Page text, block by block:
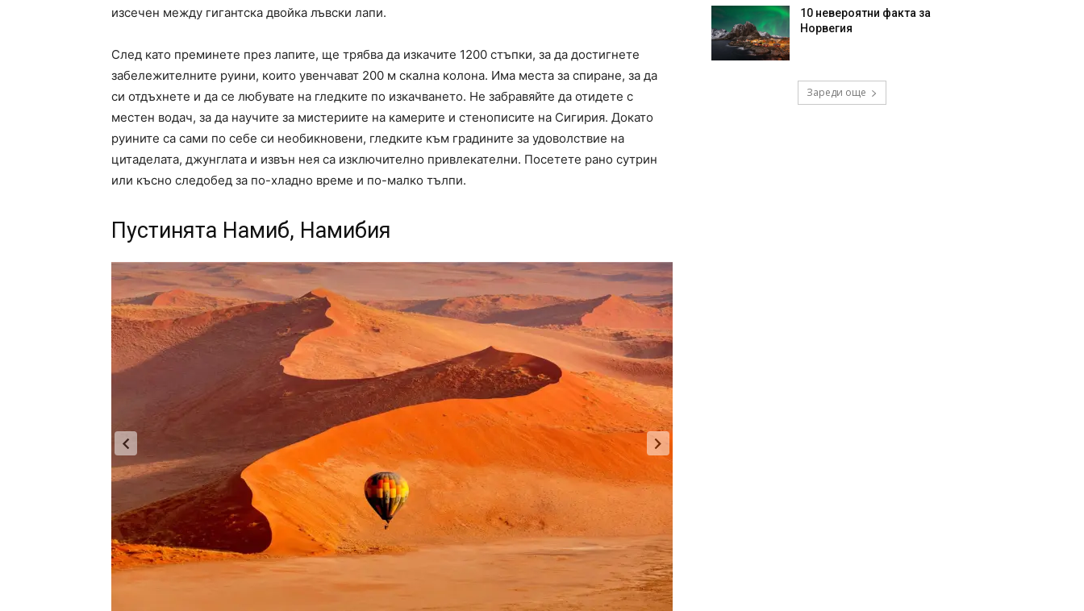
изсечен между гигантска двойка лъвски лапи.
След като преминете през лапите, ще трябва да изкачите 1200 стъпки, за да достигнете
забележителните руини, които увенчават 200 м скална колона. Има места за спиране, за да
си отдъхнете и да се любувате на гледките по изкачването. Не забравяйте да отидете с
местен водач, за да научите за мистериите на камерите и стенописите на Сигирия. Докато
руините са сами по себе си необикновени, гледките към градините за удоволствие на
цитаделата, джунглата и извън нея са изключително привлекателни. Посетете рано сутрин
или късно следобед за по-хладно време и по-малко тълпи.
Пустинята Намиб, Намибия
10 невероятни факта за
Норвегия
Зареди още